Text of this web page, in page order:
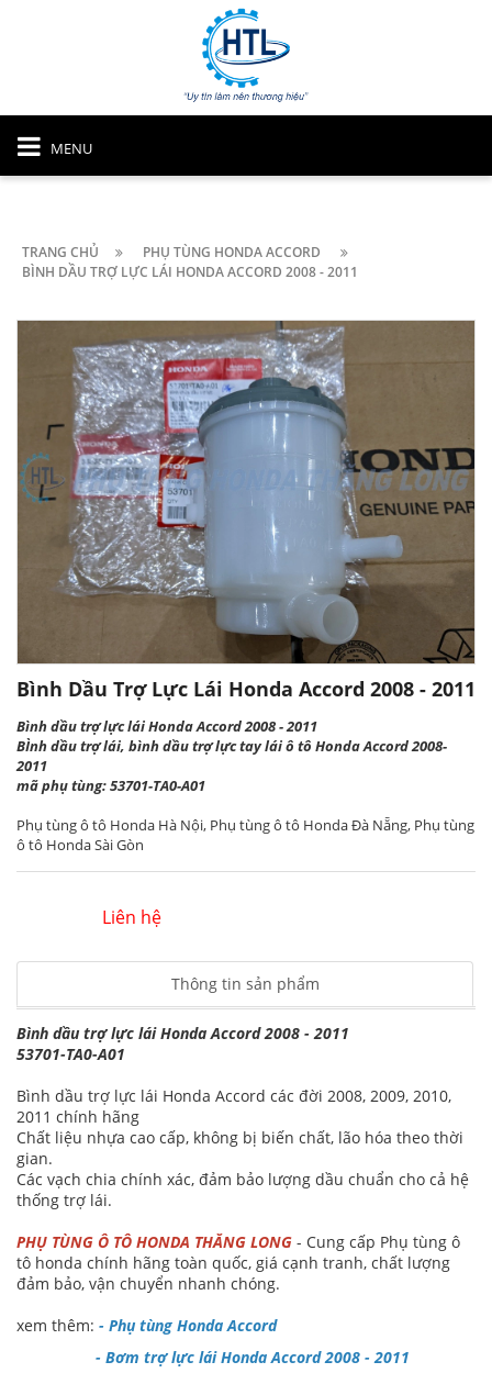
MENU
TRANG CHỦ
PHỤ TÙNG HONDA ACCORD
BÌNH DẦU TRỢ LỰC LÁI HONDA ACCORD 2008 - 2011
Bình Dầu Trợ Lực Lái Honda Accord 2008 - 2011
Bình dầu trợ lực lái Honda Accord 2008 - 2011
BÌnh dầu trợ lái, bình dầu trợ lực tay lái ô tô Honda Accord 2008-
2011
mã phụ tùng: 53701-TA0-A01
Phụ tùng ô tô Honda Hà Nội, Phụ tùng ô tô Honda Đà Nẵng, Phụ tùng
ô tô Honda Sài Gòn
Liên hệ
Thông tin sản phẩm
Bình dầu trợ lực lái Honda Accord 2008 - 2011
53701-TA0-A01
Bình dầu trợ lực lái Honda Accord các đời 2008, 2009, 2010,
2011 chính hãng
Chất liệu nhựa cao cấp, không bị biến chất, lão hóa theo thời
gian.
Các vạch chia chính xác, đảm bảo lượng dầu chuẩn cho cả hệ
thống trợ lái.
PHỤ TÙNG Ô TÔ HONDA THĂNG LONG - Cung cấp Phụ tùng ô
tô honda chính hãng toàn quốc, giá cạnh tranh, chất lượng
đảm bảo, vận chuyển nhanh chóng.
xem thêm: - Phụ tùng Honda Accord
- Bơm trợ lực lái Honda Accord 2008 - 2011